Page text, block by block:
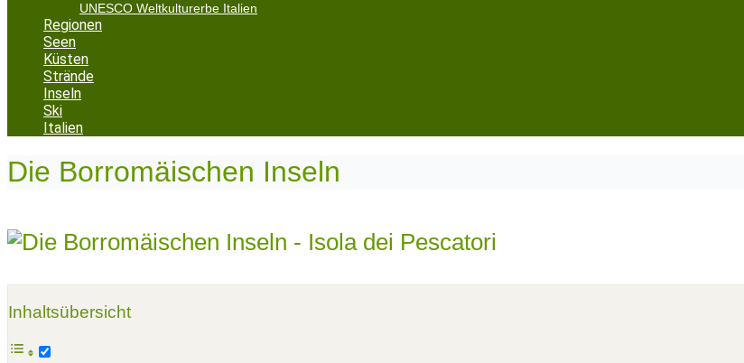
UNESCO Weltkulturerbe Italien
Regionen
Seen
Küsten
Strände
Inseln
Ski
Italien
Die Borromäischen Inseln
Inhaltsübersicht